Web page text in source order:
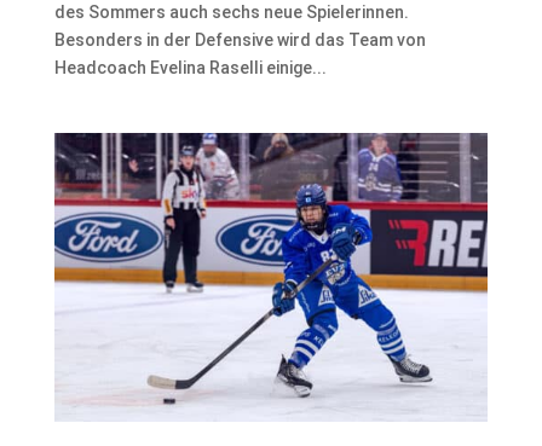
des Sommers auch sechs neue Spielerinnen.
Besonders in der Defensive wird das Team von
Headcoach Evelina Raselli einige...